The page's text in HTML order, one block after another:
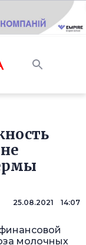
25.08.2021 14:07
молочных